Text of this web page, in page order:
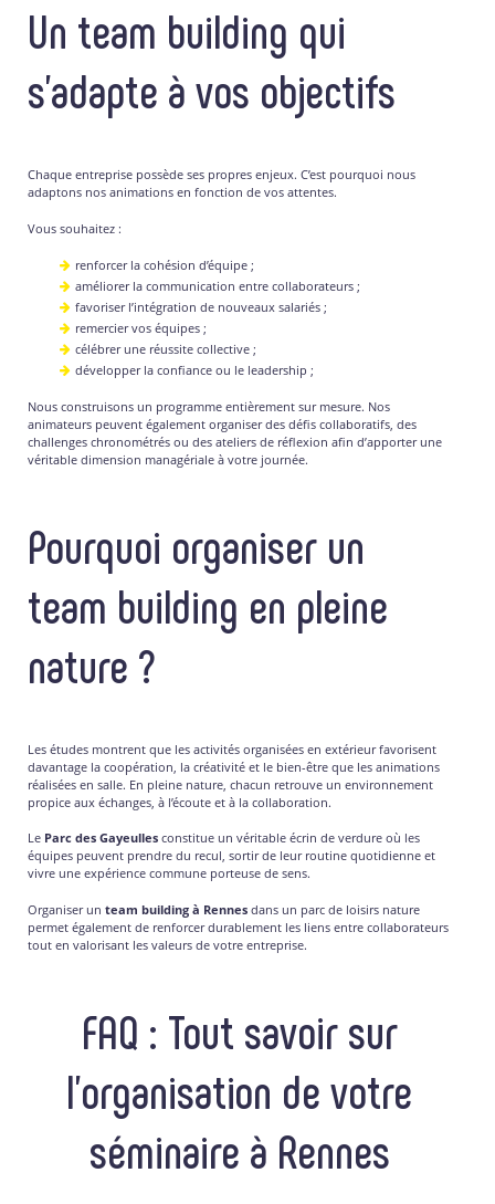
Un team building qui
s’adapte à vos objectifs
Chaque entreprise possède ses propres enjeux. C’est pourquoi nous
adaptons nos animations en fonction de vos attentes.
Vous souhaitez :
renforcer la cohésion d’équipe ;
améliorer la communication entre collaborateurs ;
favoriser l’intégration de nouveaux salariés ;
remercier vos équipes ;
célébrer une réussite collective ;
développer la confiance ou le leadership ;
Nous construisons un programme entièrement sur mesure. Nos
animateurs peuvent également organiser des défis collaboratifs, des
challenges chronométrés ou des ateliers de réflexion afin d’apporter une
véritable dimension managériale à votre journée.
Pourquoi organiser un
team building en pleine
nature ?
Les études montrent que les activités organisées en extérieur favorisent
davantage la coopération, la créativité et le bien-être que les animations
réalisées en salle. En pleine nature, chacun retrouve un environnement
propice aux échanges, à l’écoute et à la collaboration.
Le Parc des Gayeulles constitue un véritable écrin de verdure où les
équipes peuvent prendre du recul, sortir de leur routine quotidienne et
vivre une expérience commune porteuse de sens.
Organiser un team building à Rennes dans un parc de loisirs nature
permet également de renforcer durablement les liens entre collaborateurs
tout en valorisant les valeurs de votre entreprise.
FAQ : Tout savoir sur
l’organisation de votre
séminaire à Rennes